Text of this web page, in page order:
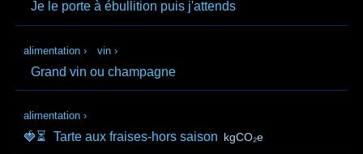
Je le porte à ébullition puis j'attends
alimentation › vin ›
Grand vin ou champagne
alimentation ›
🍓⏳ Tarte aux fraises-hors saison kgCO₂e